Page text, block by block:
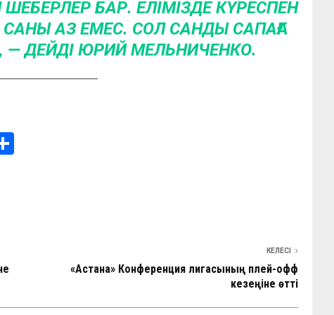
БАР. ЕЛІМІЗДЕ КҮРЕСПЕН
АЗ ЕМЕС. СОЛ САНДЫ САПАҒА
— ДЕЙДІ ЮРИЙ МЕЛЬНИЧЕНКО.
ть
КЕЛЕСІ
«Астана» Конференция лигасының плей-офф
кезеңіне өтті